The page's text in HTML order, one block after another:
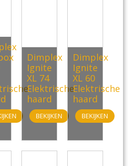
Dimplex
Ignite
XL 74
Elektrische
haard
BEKIJKEN
Dimplex
Ignite
XL 60
Elektrische
haard
BEKIJKEN